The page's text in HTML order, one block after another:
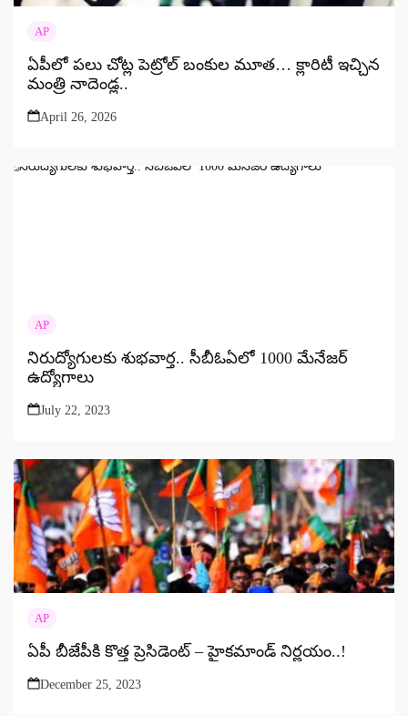
AP
ఏపీలో పలు చోట్ల పెట్రోల్ బంకుల మూత… క్లారిటీ ఇచ్చిన
మంత్రి నాదెండ్ల..
April 26, 2026
AP
నిరుద్యోగులకు శుభవార్త.. సీబీఓఏలో 1000 మేనేజర్
ఉద్యోగాలు
July 22, 2023
AP
ఏపీ బీజేపీకి కొత్త ప్రెసిడెంట్ – హైకమాండ్ నిర్ణయం..!
December 25, 2023